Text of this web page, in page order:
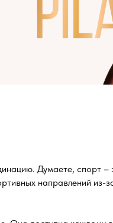
Думаете, спорт
направлений из-